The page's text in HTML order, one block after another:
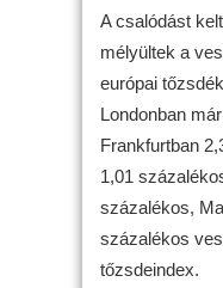
A csalódást
mélyültek a
európai
Londonban
Frankfurtban
1,01
százalékos,
százalékos
tőzsdeindex.